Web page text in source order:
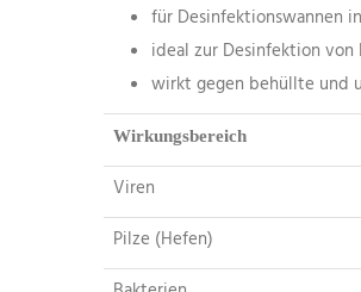
für Desinfektionswannen
ideal zur Desinfektion von
wirkt gegen behüllte und
Wirkungsbereich
Viren
Pilze (Hefen)